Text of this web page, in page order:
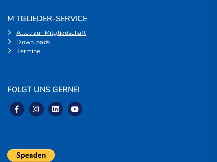
MITGLIEDER-SERVICE
Alles zur Mitgliedschaft
Downloads
Termine
FOLGT UNS GERNE!